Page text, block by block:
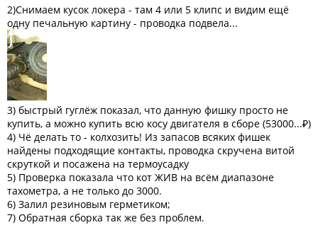
2)Снимаем кусок локера - там 4 или 5 клипс и видим ещё
одну печальную картину - проводка подвела...
3) быстрый гуглёж показал, что данную фишку просто не
купить, а можно купить всю косу двигателя в сборе (53000...₽)
4) Чё делать то - колхозить! Из запасов всяких фишек
найдены подходящие контакты, проводка скручена витой
скруткой и посажена на термоусадку
5) Проверка показала что кот ЖИВ на всём диапазоне
тахометра, а не только до 3000.
6) Залил резиновым герметиком;
7) Обратная сборка так же без проблем.